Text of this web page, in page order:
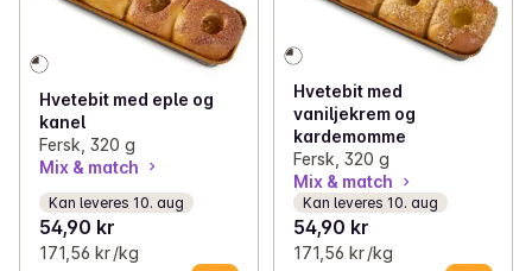
Hvetebit med eple og
kanel
Fersk, 320 g
Mix & match
Kan leveres 10. aug
54,90 kr
171,56 kr /kg
Hvetebit med
vaniljekrem og
kardemomme
Fersk, 320 g
Mix & match
Kan leveres 10. aug
54,90 kr
171,56 kr /kg